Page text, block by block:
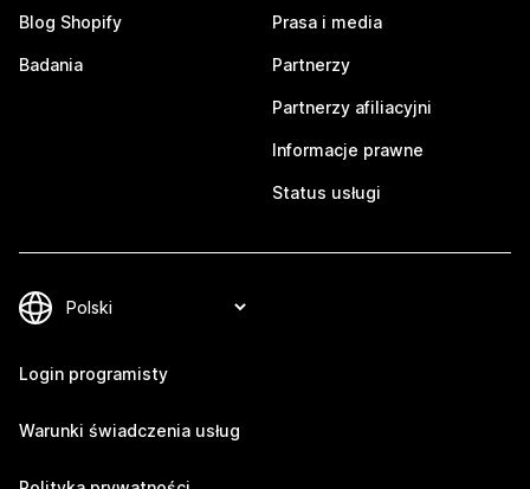
Blog Shopify
Badania
Prasa i media
Partnerzy
Partnerzy afiliacyjni
Informacje prawne
Status usługi
Login programisty
Warunki świadczenia usług